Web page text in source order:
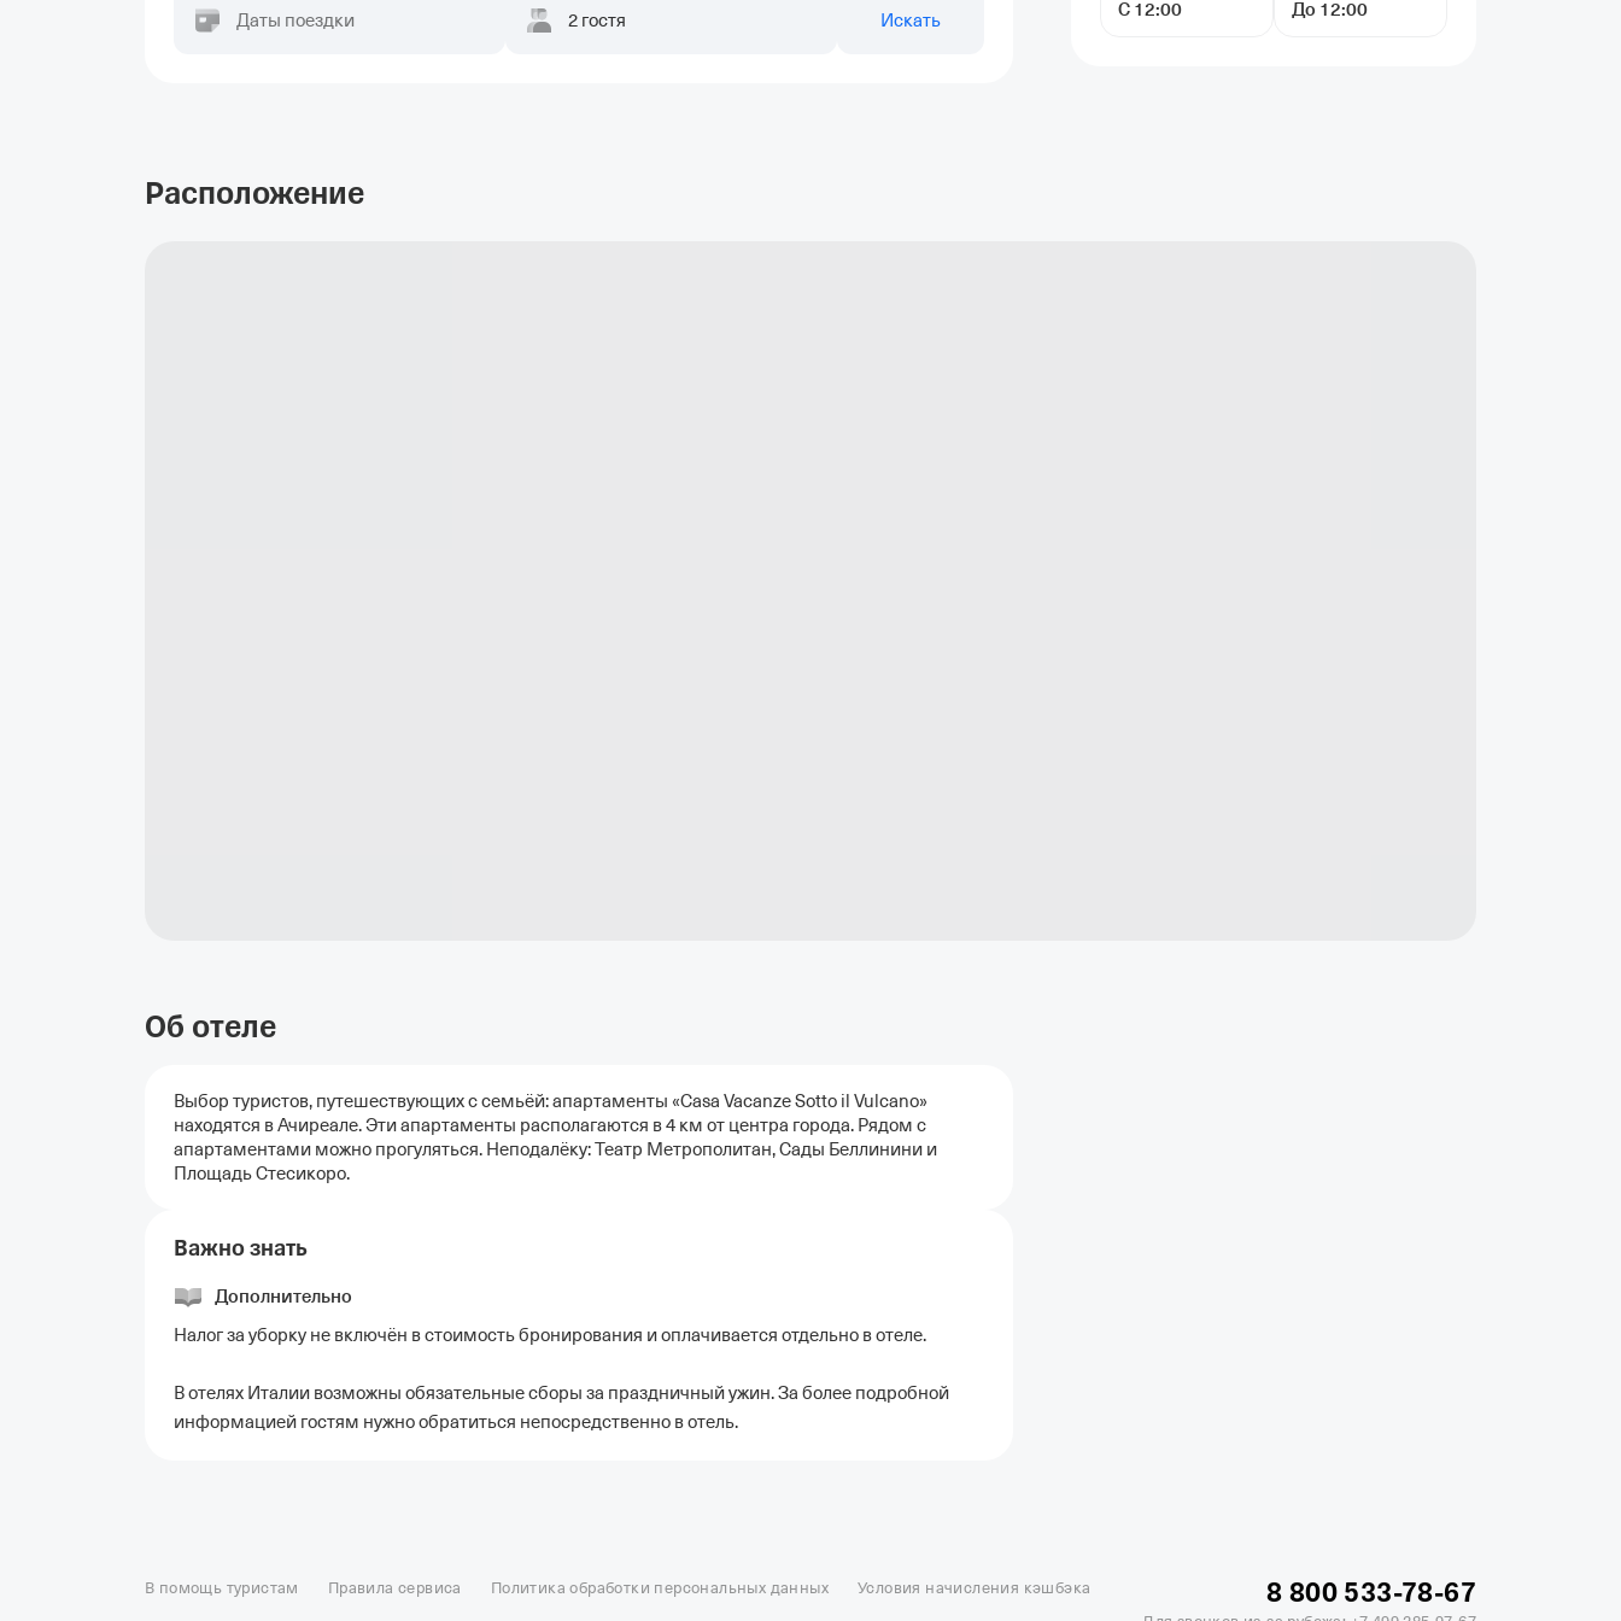
С 12:00 До 12:00
Даты поездки 2 гостя Искать
Расположение
Об отеле
Выбор туристов, путешествующих с семьёй: апартаменты «Casa Vacanze Sotto il Vulcano»
находятся в Ачиреале. Эти апартаменты располагаются в 4 км от центра города. Рядом с
апартаментами можно прогуляться. Неподалёку: Театр Метрополитан, Сады Беллинини и
Площадь Стесикоро.
Важно знать
Дополнительно
Налог за уборку не включён в стоимость бронирования и оплачивается отдельно в отеле.
В отелях Италии возможны обязательные сборы за праздничный ужин. За более подробной
информацией гостям нужно обратиться непосредственно в отель.
Отель Космос в Москве
Отель Президент Отель Рэдиссон в Сочи Отель Гринвуд Отель Soluxe в Москве
Отель Измайлово Альфа
Отели в Сочи Отели в Ярославле Отели в Абхазии Отели в Сортавале Еще
В помощь туристам Правила сервиса Политика обработки персональных данных Условия начисления кэшбэка 8 800 533-78-67